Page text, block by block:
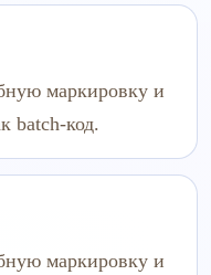
маркировку и
batch-код.
маркировку и